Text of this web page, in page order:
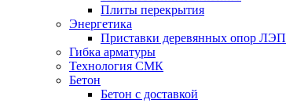
Плиты перекрытия
Энергетика
Приставки деревянных опор ЛЭП
Гибка арматуры
Технология СМК
Бетон
Бетон с доставкой